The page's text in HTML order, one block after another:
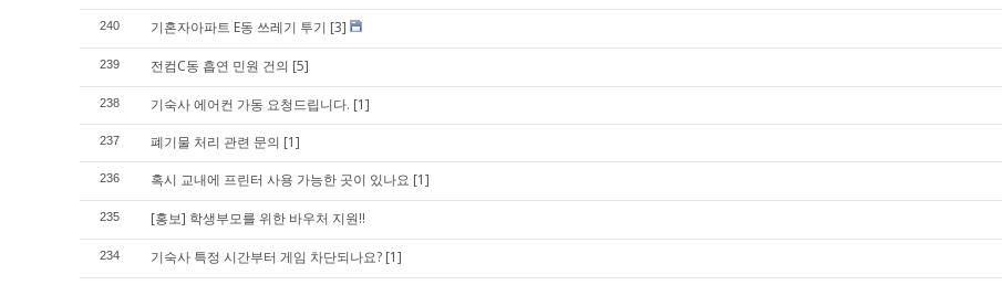
240 기혼자아파트 E동 쓰레기 투기 [3]
239 전컴C동 흡연 민원 건의 [5]
238 기숙사 에어컨 가동 요청드립니다. [1]
237 폐기물 처리 관련 문의 [1]
236 혹시 교내에 프린터 사용 가능한 곳이 있나요 [1]
235 [홍보] 학생부모를 위한 바우처 지원!!
234 기숙사 특정 시간부터 게임 차단되나요? [1]